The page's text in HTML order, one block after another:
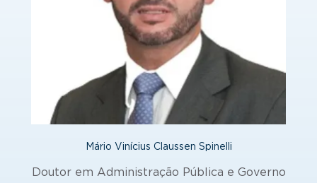
Mário Vinícius Claussen Spinelli
Doutor em Administração Pública e Governo